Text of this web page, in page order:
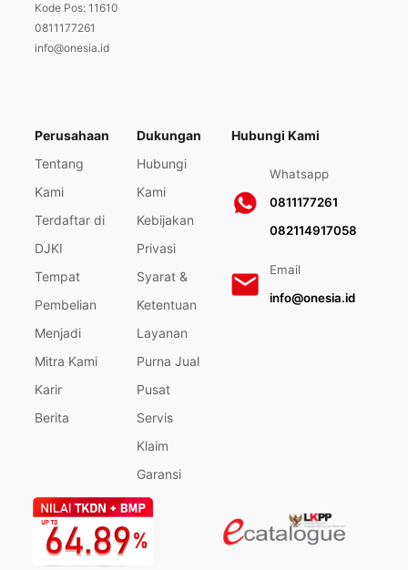
Kode Pos: 11610
0811177261
info@onesia.id
Perusahaan
Tentang
Kami
Terdaftar di
DJKI
Tempat
Pembelian
Menjadi
Mitra Kami
Karir
Berita
Dukungan
Hubungi
Kami
Kebijakan
Privasi
Syarat &
Ketentuan
Layanan
Purna Jual
Pusat
Servis
Klaim
Garansi
Hubungi Kami
Whatsapp
0811177261
082114917058
Email
info@onesia.id